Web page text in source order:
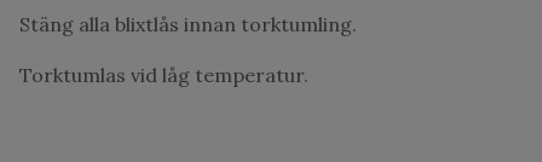
Stäng alla blixtlås innan torktumling.
Torktumlas vid låg temperatur.